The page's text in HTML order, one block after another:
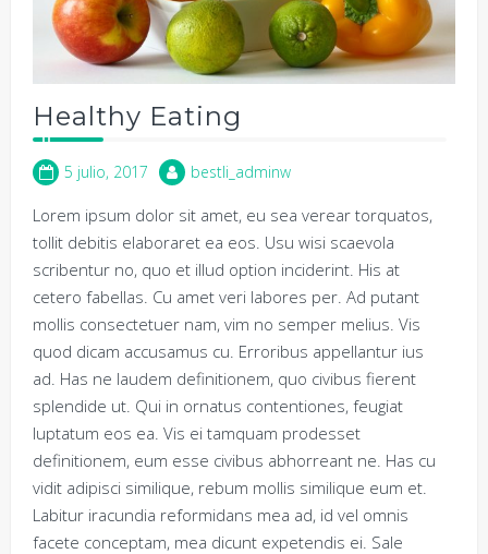
Healthy Eating
5 julio, 2017 bestli_adminw
Lorem ipsum dolor sit amet, eu sea verear torquatos,
tollit debitis elaboraret ea eos. Usu wisi scaevola
scribentur no, quo et illud option inciderint. His at
cetero fabellas. Cu amet veri labores per. Ad putant
mollis consectetuer nam, vim no semper melius. Vis
quod dicam accusamus cu. Erroribus appellantur ius
ad. Has ne laudem definitionem, quo civibus fierent
splendide ut. Qui in ornatus contentiones, feugiat
luptatum eos ea. Vis ei tamquam prodesset
definitionem, eum esse civibus abhorreant ne. Has cu
vidit adipisci similique, rebum mollis similique eum et.
Labitur iracundia reformidans mea ad, id vel omnis
facete conceptam, mea dicunt expetendis ei. Sale